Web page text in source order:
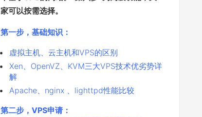
家可以按需选择。
第一步，基础知识：
虚拟主机、云主机和VPS的区别
Xen、OpenVZ、KVM三大VPS技术优劣势详
解
Apache、nginx 、lighttpd性能比较
第二步，VPS申请：